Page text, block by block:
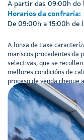
A partir das 09:00h do
Horarios da confraría:
De 09:00h a 15:00h de
A lonxa de Laxe
mariscos procedentes da
selectivas, que se
mellores condicións de
proceso de venda chegue
Para que o consumidor
características do pescado
campaña de información
informativos no interior
divulgativos onde se